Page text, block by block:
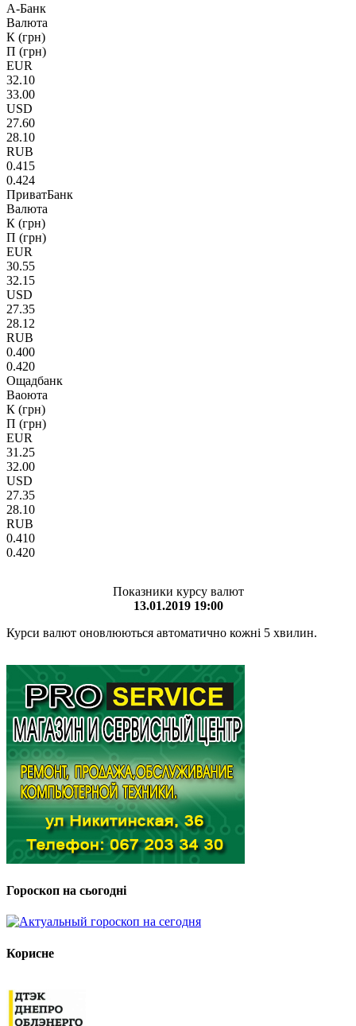
А-Банк
Валюта
К (грн)
П (грн)
EUR
32.10
33.00
USD
27.60
28.10
RUB
0.415
0.424
ПриватБанк
Валюта
К (грн)
П (грн)
EUR
30.55
32.15
USD
27.35
28.12
RUB
0.400
0.420
Ощадбанк
Ваоюта
К (грн)
П (грн)
EUR
31.25
32.00
USD
27.35
28.10
RUB
0.410
0.420
Показники курсу валют
13.01.2019 19:00
Курси валют оновлюються автоматично кожні 5 хвилин.
Гороскоп на сьогодні
Корисне